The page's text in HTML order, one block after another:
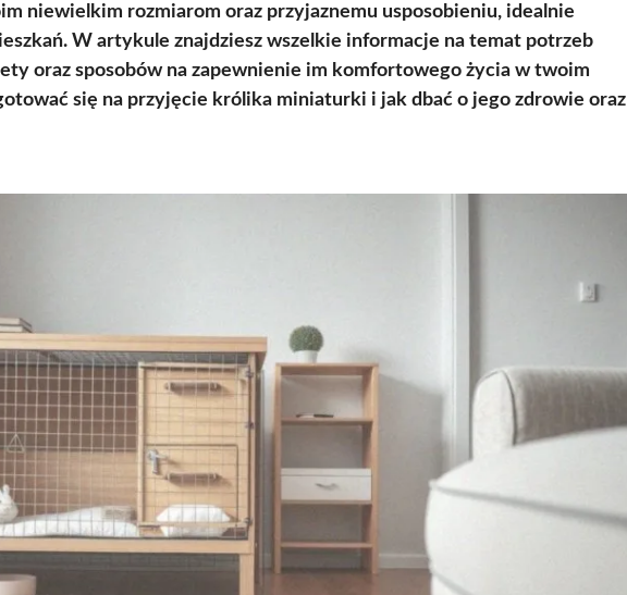
niewielkim rozmiarom oraz przyjaznemu usposobieniu, idealnie
W artykule znajdziesz wszelkie informacje na temat potrzeb
oraz sposobów na zapewnienie im komfortowego życia w twoim
się na przyjęcie królika miniaturki i jak dbać o jego zdrowie oraz